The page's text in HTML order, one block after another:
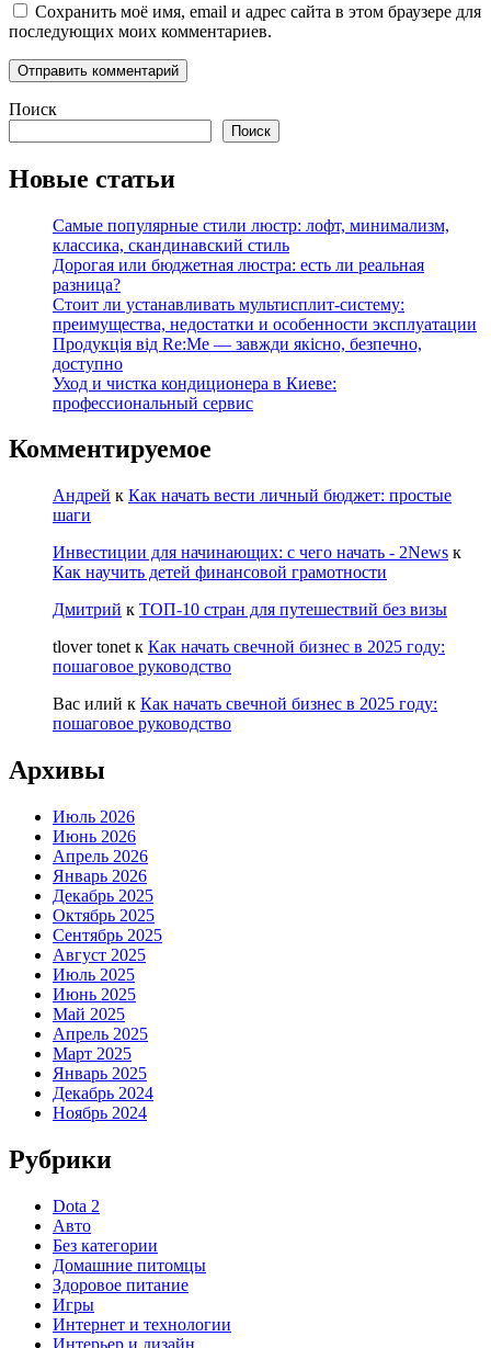
Сохранить моё имя, email и адрес сайта в этом браузере для
последующих моих комментариев.
Поиск
Поиск
Новые статьи
Самые популярные стили люстр: лофт, минимализм,
классика, скандинавский стиль
Дорогая или бюджетная люстра: есть ли реальная
разница?
Стоит ли устанавливать мультисплит-систему:
преимущества, недостатки и особенности эксплуатации
Продукція від Re:Me — завжди якісно, безпечно,
доступно
Уход и чистка кондиционера в Киеве:
профессиональный сервис
Комментируемое
Андрей к Как начать вести личный бюджет: простые
шаги
Инвестиции для начинающих: с чего начать - 2News к
Как научить детей финансовой грамотности
Дмитрий к ТОП-10 стран для путешествий без визы
tlover tonet к Как начать свечной бизнес в 2025 году:
пошаговое руководство
Вас илий к Как начать свечной бизнес в 2025 году:
пошаговое руководство
Архивы
Июль 2026
Июнь 2026
Апрель 2026
Январь 2026
Декабрь 2025
Октябрь 2025
Сентябрь 2025
Август 2025
Июль 2025
Июнь 2025
Май 2025
Апрель 2025
Март 2025
Январь 2025
Декабрь 2024
Ноябрь 2024
Рубрики
Dota 2
Авто
Без категории
Домашние питомцы
Здоровое питание
Игры
Интернет и технологии
Интерьер и дизайн